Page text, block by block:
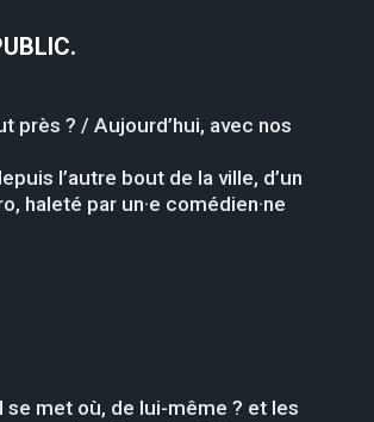
.
près ? / Aujourd’hui, avec nos
l’autre bout de la ville, d’un
haleté par un·e comédien·ne
met où, de lui-même ? et les